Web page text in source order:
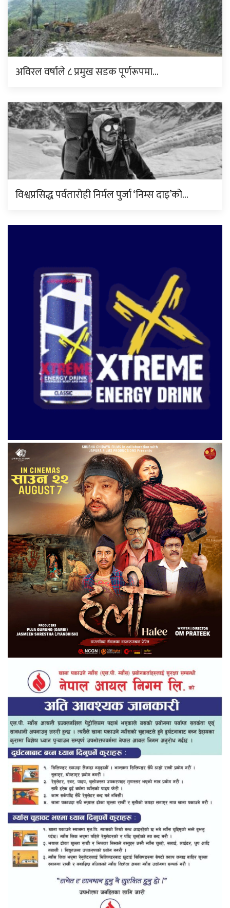
अविरल वर्षाले ८ प्रमुख सडक पूर्णरूपमा…
विश्वप्रसिद्ध पर्वतारोही निर्मल पुर्जा ‘निम्स दाइ’को…